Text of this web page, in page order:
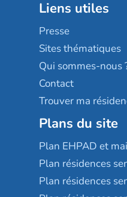
Les villages d'or
Sérénys
Résidences
Liens utiles
Presse
Sites thématiques
Qui sommes-nous
Contact
Trouver ma
Plans du site
Plan EHPAD et
Plan résidences
Plan résidences